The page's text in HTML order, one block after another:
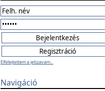
Elfelejtettem a jelszavam...
Navigáció